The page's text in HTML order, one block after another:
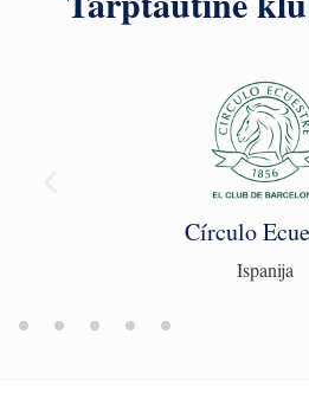
Círculo
Ispanija